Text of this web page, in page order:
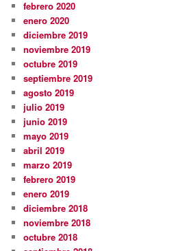
febrero 2020
enero 2020
diciembre 2019
noviembre 2019
octubre 2019
septiembre 2019
agosto 2019
julio 2019
junio 2019
mayo 2019
abril 2019
marzo 2019
febrero 2019
enero 2019
diciembre 2018
noviembre 2018
octubre 2018